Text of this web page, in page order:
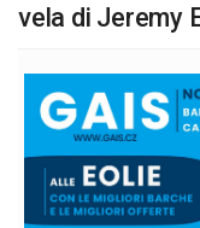
vela di Jeremy